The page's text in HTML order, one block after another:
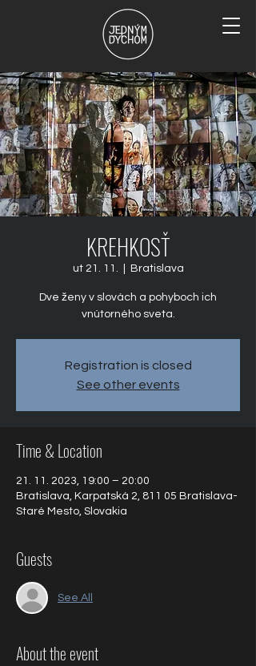
KREHKOSŤ
ut 21. 11. Bratislava
Dve ženy v slovách a pohyboch ich
vnútorného sveta.
Registration is closed
See other events
Time & Location
21. 11. 2023, 19:00 – 20:00
Bratislava, Karpatská 2, 811 05 Bratislava-
Staré Mesto, Slovakia
Guests
See All
About the event